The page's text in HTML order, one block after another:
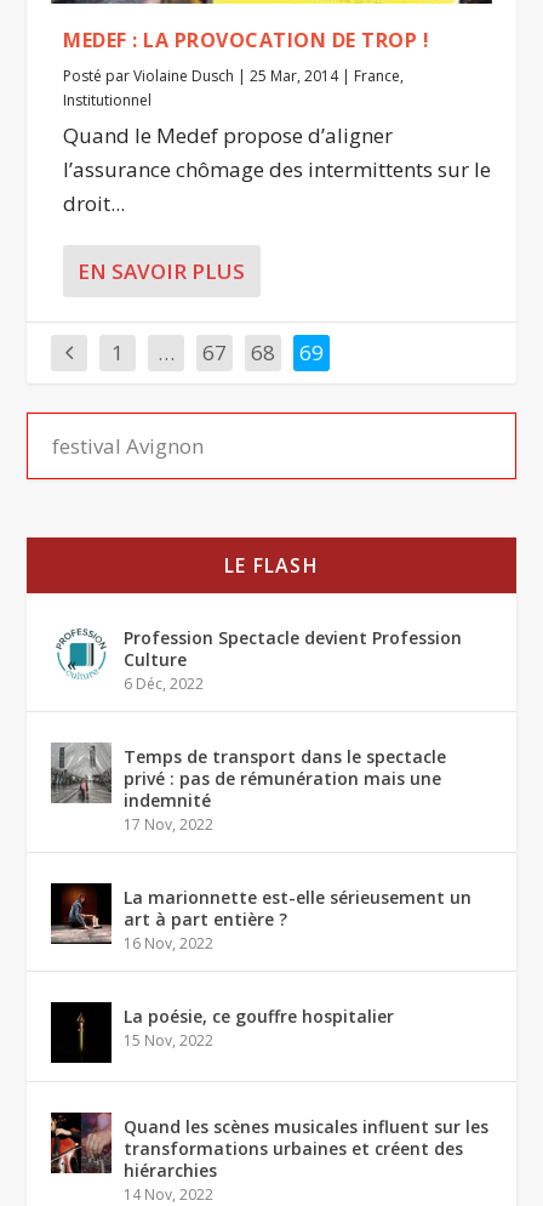
MEDEF : LA PROVOCATION DE TROP !
Posté parViolaine Dusch |25 Mar, 2014| France,
Institutionnel
Quand le Medef propose d’aligner
l’assurance chômage des intermittents sur le
droit...
EN SAVOIR PLUS
1 … 67 68 69
LE FLASH
Profession Spectacle devient Profession
Culture
6 Déc, 2022
Temps de transport dans le spectacle
privé : pas de rémunération mais une
indemnité
17 Nov, 2022
La marionnette est-elle sérieusement un
art à part entière ?
16 Nov, 2022
La poésie, ce gouffre hospitalier
15 Nov, 2022
Quand les scènes musicales influent sur les
transformations urbaines et créent des
hiérarchies
14 Nov, 2022